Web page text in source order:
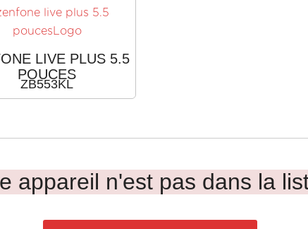
LIVE PLUS 5.5
POUCES
ZB553KL
appareil n'est pas dans la